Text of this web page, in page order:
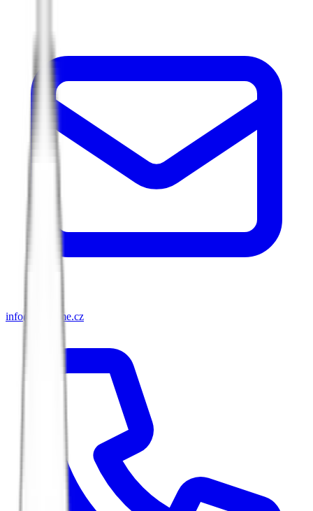
info@biketime.cz